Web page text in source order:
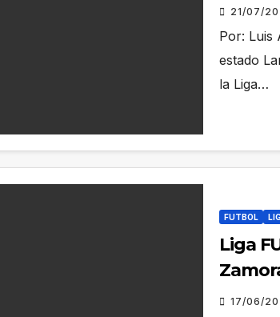
21/07/
Por: Luis
estado
la Liga…
FUTBOL
Liga
17/06/